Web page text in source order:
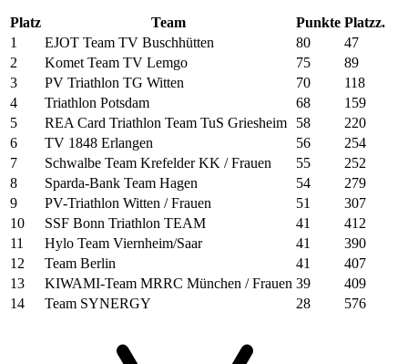
Platz Team Punkte Platzz.
1
EJOT Team TV Buschhütten 80
47
2
Komet Team TV Lemgo 75
89
3
PV Triathlon TG Witten 70
118
4
Triathlon Potsdam 68
159
5
REA Card Triathlon Team TuS Griesheim 58
220
6
TV 1848 Erlangen 56
254
7
Schwalbe Team Krefelder KK / Frauen 55
252
8
Sparda-Bank Team Hagen 54
279
9
PV-Triathlon Witten / Frauen 51
307
10
SSF Bonn Triathlon TEAM 41
412
11
Hylo Team Viernheim/Saar 41
390
12
Team Berlin 41
407
13
KIWAMI-Team MRRC München / Frauen 39
409
14
Team SYNERGY 28 576